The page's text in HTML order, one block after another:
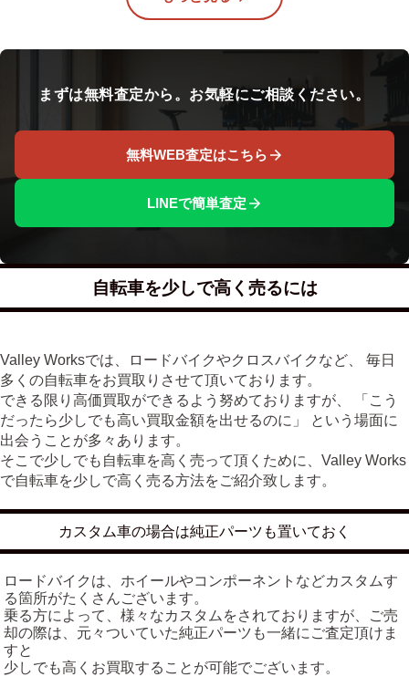
まずは無料査定から。お気軽にご相談ください。
無料WEB査定はこちら
LINEで簡単査定
自転車を少しで高く売るには
Valley Worksでは、ロードバイクやクロスバイクなど、 毎日
多くの自転車をお買取りさせて頂いております。
できる限り高価買取ができるよう努めておりますが、 「こう
だったら少しでも高い買取金額を出せるのに」 という場面に
出会うことが多々あります。
そこで少しでも自転車を高く売って頂くために、Valley Works
で自転車を少しで高く売る方法をご紹介致します。
カスタム車の場合は純正パーツも置いておく
ロードバイクは、ホイールやコンポーネントなどカスタムす
る箇所がたくさんございます。
乗る方によって、様々なカスタムをされておりますが、ご売
却の際は、元々ついていた純正パーツも一緒にご査定頂けま
すと
少しでも高くお買取することが可能でございます。